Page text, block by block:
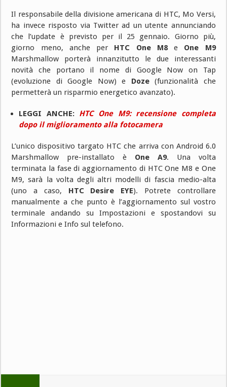
Il responsabile della divisione americana di HTC, Mo Versi,
ha invece risposto via Twitter ad un utente annunciando
che l’update è previsto per il 25 gennaio. Giorno più,
giorno meno, anche per HTC One M8e One M9
Marshmallow porterà innanzitutto le due interessanti
novità che portano il nome di Google Now on Tap
(evoluzione di Google Now) e Doze(funzionalità che
permetterà un risparmio energetico avanzato).
LEGGI ANCHE: HTC One M9: recensione completa
dopo il miglioramento alla fotocamera
L’unico dispositivo targato HTC che arriva con Android 6.0
Marshmallow pre-installato è One A9. Una volta
terminata la fase di aggiornamento di HTC One M8 e One
M9, sarà la volta degli altri modelli di fascia medio-alta
(uno a caso, HTC Desire EYE). Potrete controllare
manualmente a che punto è l’aggiornamento sul vostro
terminale andando su Impostazioni e spostandovi su
Informazioni e Info sul telefono.